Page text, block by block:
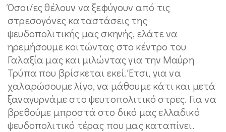
Όσοι/ες θέλουν να ξεφύγουν από τις
στρεσογόνες καταστάσεις της
ψευδοπολιτικής μας σκηνής, ελάτε να
ηρεμήσουμε κοιτώντας στο κέντρο του
Γαλαξία μας και μιλώντας για την Μαύρη
Τρύπα που βρίσκεται εκεί. Έτσι, για να
χαλαρώσουμε λίγο, να μάθουμε κάτι και μετά
ξαναγυρνάμε στο ψευτοπολιτικό στρες. Για να
βρεθούμε μπροστά στο δικό μας ελλαδικό
ψευδοπολιτικό τέρας που μας καταπίνει.